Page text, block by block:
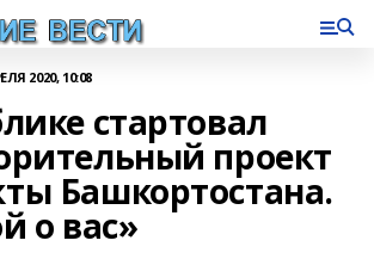
2020, 10:08
стартовал
проект
Башкортостана.
о вас»